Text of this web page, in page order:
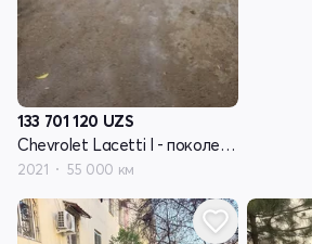
133 701 120 UZS
Chevrolet Lacetti I - поколение рестайлинг
2021 55 000 км